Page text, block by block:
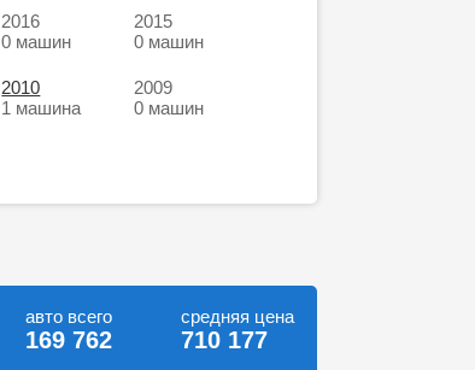
2016
0 машин
2015
0 машин
2010
1 машина
2009
0 машин
авто всего
169 762
средняя цена
710 177